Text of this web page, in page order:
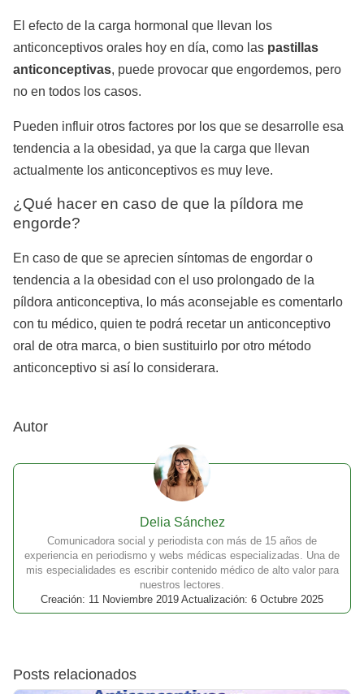
El efecto de la carga hormonal que llevan los
anticonceptivos orales hoy en día, como las pastillas
anticonceptivas, puede provocar que engordemos, pero
no en todos los casos.
Pueden influir otros factores por los que se desarrolle esa
tendencia a la obesidad, ya que la carga que llevan
actualmente los anticonceptivos es muy leve.
¿Qué hacer en caso de que la píldora me
engorde?
En caso de que se aprecien síntomas de engordar o
tendencia a la obesidad con el uso prolongado de la
píldora anticonceptiva, lo más aconsejable es comentarlo
con tu médico, quien te podrá recetar un anticonceptivo
oral de otra marca, o bien sustituirlo por otro método
anticonceptivo si así lo considerara.
Autor
Delia Sánchez
Comunicadora social y periodista con más de 15 años de
experiencia en periodismo y webs médicas especializadas. Una de
mis especialidades es escribir contenido médico de alto valor para
nuestros lectores.
Creación: 11 Noviembre 2019 Actualización: 6 Octubre 2025
Posts relacionados